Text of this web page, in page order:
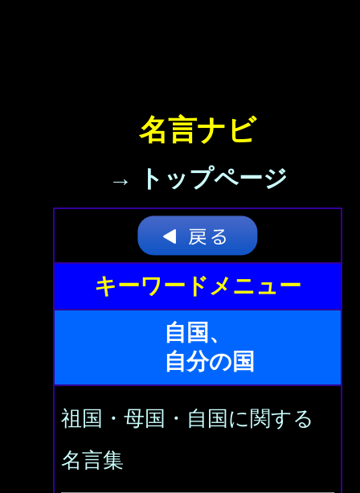
名言ナビ
→ トップページ
キーワードメニュー
自国、
自分の国
祖国・母国・自国に関する
名言集